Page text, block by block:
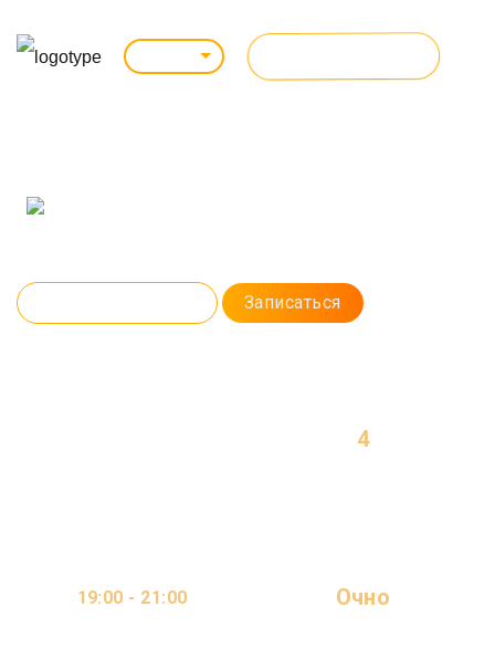
Записаться
4
19:00 - 21:00
Очно